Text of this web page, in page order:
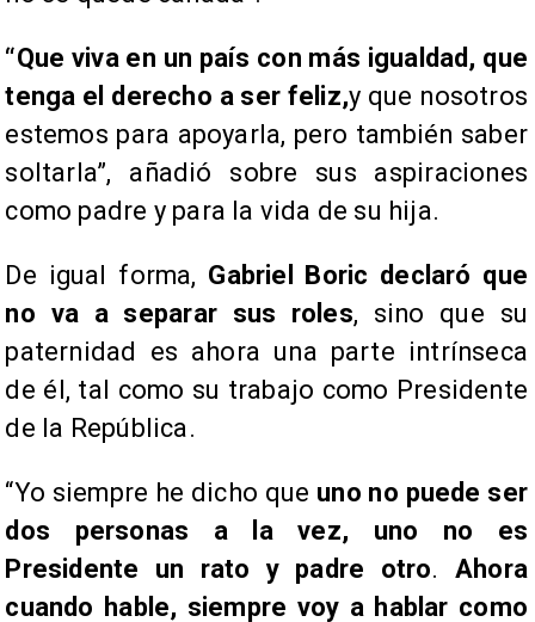
“Que viva en un país con más igualdad, que
tenga el derecho a ser feliz,y que nosotros
estemos para apoyarla, pero también saber
soltarla”, añadió sobre sus aspiraciones
como padre y para la vida de su hija.
De igual forma, Gabriel Boric declaró que
no va a separar sus roles, sino que su
paternidad es ahora una parte intrínseca
de él, tal como su trabajo como Presidente
de la República.
“Yo siempre he dicho que uno no puede ser
dos personas a la vez, uno no es
Presidente un rato y padre otro.
Ahora
cuando hable, siempre voy a hablar como